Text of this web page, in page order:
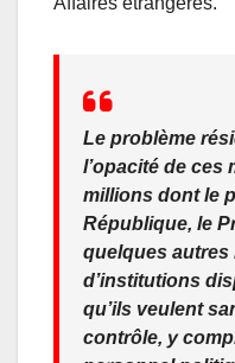
Le problème
l’opacité de ces
millions dont le
République, le
quelques autres
d’institutions
qu’ils veulent
contrôle, y